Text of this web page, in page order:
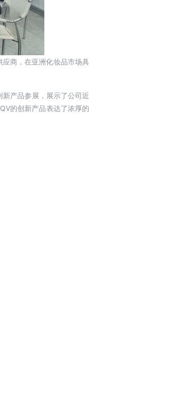
商，在亚洲化妆品市场具
产品参展，展示了公司近
的创新产品表达了浓厚的